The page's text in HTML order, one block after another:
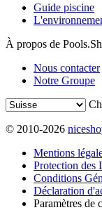
Guide piscine
À propos de
Nous contacter
Notre Groupe
© 2010-2026
Mentions
Protection des
Conditions
Déclaration
Paramètres de